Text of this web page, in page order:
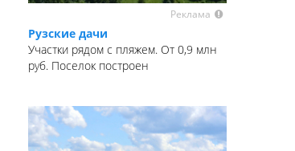
Реклама
Рузские дачи
Участки рядом с пляжем. От 0,9 млн
руб. Поселок построен